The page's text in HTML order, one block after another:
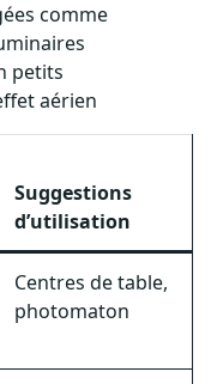
comme
petits
aérien
Suggestions
d’utilisation
Centres de table,
photomaton